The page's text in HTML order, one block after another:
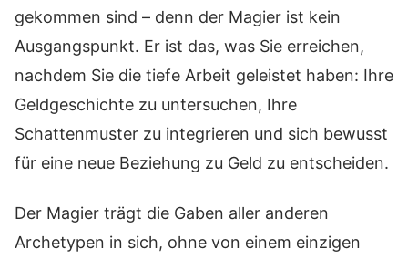
gekommen sind – denn der Magier ist kein
Ausgangspunkt. Er ist das, was Sie erreichen,
nachdem Sie die tiefe Arbeit geleistet haben: Ihre
Geldgeschichte zu untersuchen, Ihre
Schattenmuster zu integrieren und sich bewusst
für eine neue Beziehung zu Geld zu entscheiden.
Der Magier trägt die Gaben aller anderen
Archetypen in sich, ohne von einem einzigen